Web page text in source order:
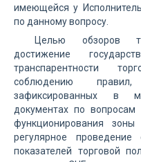
имеющейся у
по данному вопросу.
Целью обзоров
достижение
транспарентности
соблюдению
зафиксированных в
документах по
функционирования
регулярное
показателей торговой